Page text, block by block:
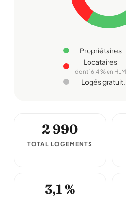
Propriétaires
Locataires
dont 16,4 % en HLM
Logés gratuit.
2 990
TOTAL LOGEMENTS
3,1 %